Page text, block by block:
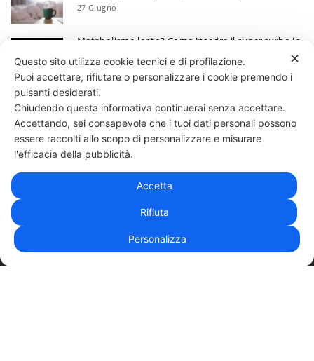
27 Giugno
Metabolismo lento? Come inserire il super turbo in
13 Giugno
Ecco perchè devi annotare i tuoi progressi
30 Maggio
331 818 4777DANIELE ESPOSITO
| PRIVACY POLICY
✕
Questo sito utilizza cookie tecnici e di profilazione.
Puoi accettare, rifiutare o personalizzare i cookie premendo i
pulsanti desiderati.
Chiudendo questa informativa continuerai senza accettare.
Accettando, sei consapevole che i tuoi dati personali possono
essere raccolti allo scopo di personalizzare e misurare
l'efficacia della pubblicità.
Accetta
Rifiuta
Personalizza